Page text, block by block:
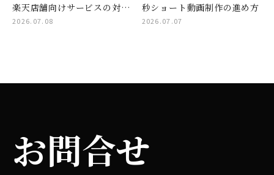
楽天店舗向けサービスの対応
範囲
2026.07.08
秒ショート動画制作の進め方
2026.07.07
お問合せ